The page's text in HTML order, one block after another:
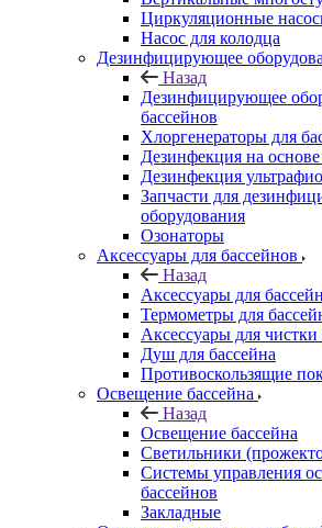
Циркуляционные
Насос для колодца
Дезинфицирующее
Назад
Дезинфицирующее
бассейнов
Хлоргенераторы для
Дезинфекция на
Дезинфекция
Запчасти для
оборудования
Озонаторы
Аксессуары для бассейнов
Назад
Аксессуары для
Термометры для
Аксессуары для чистки
Душ для бассейна
Противоскользящие
Освещение бассейна
Назад
Освещение бассейна
Светильники
Системы управления
бассейнов
Закладные